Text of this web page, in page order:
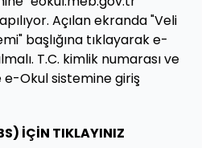
Açılan ekranda "Veli
başlığına tıklayarak e-
T.C. kimlik numarası ve
Okul sistemine giriş
İÇİN TIKLAYINIZ